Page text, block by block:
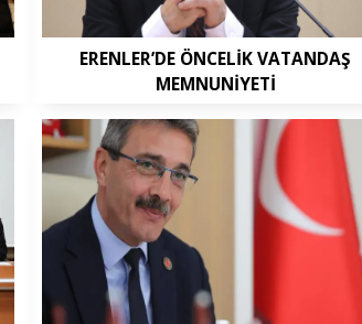
ERENLER’DE ÖNCELİK VATANDAŞ
MEMNUNİYETİ